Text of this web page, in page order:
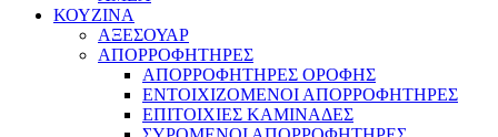
ΚΟΥΖΙΝΑ
ΑΞΕΣΟΥΑΡ
ΑΠΟΡΡΟΦΗΤΗΡΕΣ
ΑΠΟΡΡΟΦΗΤΗΡΕΣ ΟΡΟΦΗΣ
ΕΝΤΟΙΧΙΖΟΜΕΝΟΙ ΑΠΟΡΡΟΦΗΤΗΡΕΣ
ΕΠΙΤΟΙΧΙΕΣ ΚΑΜΙΝΑΔΕΣ